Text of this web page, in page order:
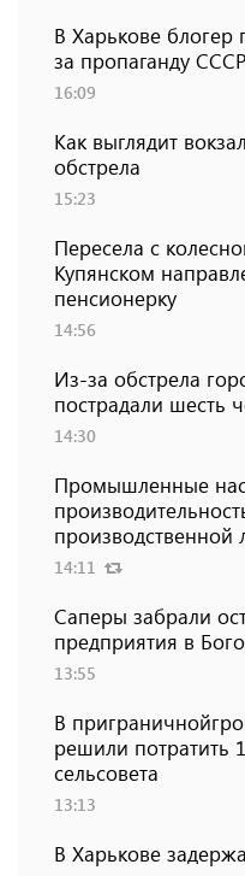
В Харькове блогер
за пропаганду
16:09
Как выглядит
обстрела
15:23
Пересела с
Купянском
пенсионерку
14:56
Из-за обстрела
пострадали шесть
14:30
Промышленные
14:11
Саперы забрали
предприятия в
13:55
В
решили потратить
сельсовета
13:13
В Харькове